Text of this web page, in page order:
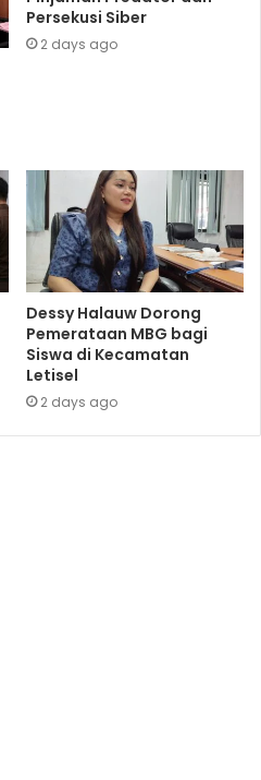
Persekusi Siber
2 days ago
Dessy Halauw Dorong
Pemerataan MBG bagi
Siswa di Kecamatan
Letisel
2 days ago